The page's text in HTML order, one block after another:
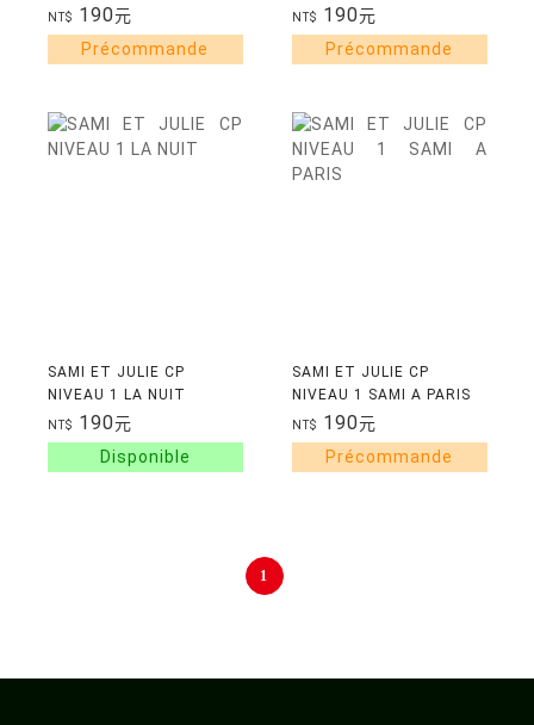
MERES
NT$ 190元 NT$ 190元
SAMI ET JULIE CP
NIVEAU 1 LA NUIT
NT$ 190元
SAMI ET JULIE CP
NIVEAU 1 SAMI A PARIS
NT$ 190元
1